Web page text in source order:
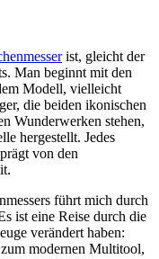
ist, gleicht der
Man beginnt mit den
Modell, vielleicht
die beiden ikonischen
Wunderwerken stehen,
hergestellt. Jedes
von den
führt mich durch
ist eine Reise durch die
verändert haben:
modernen Multitool,